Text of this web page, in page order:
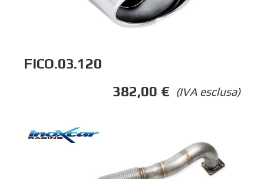
FICO.03.120
(IVA esclusa)
382,00 €